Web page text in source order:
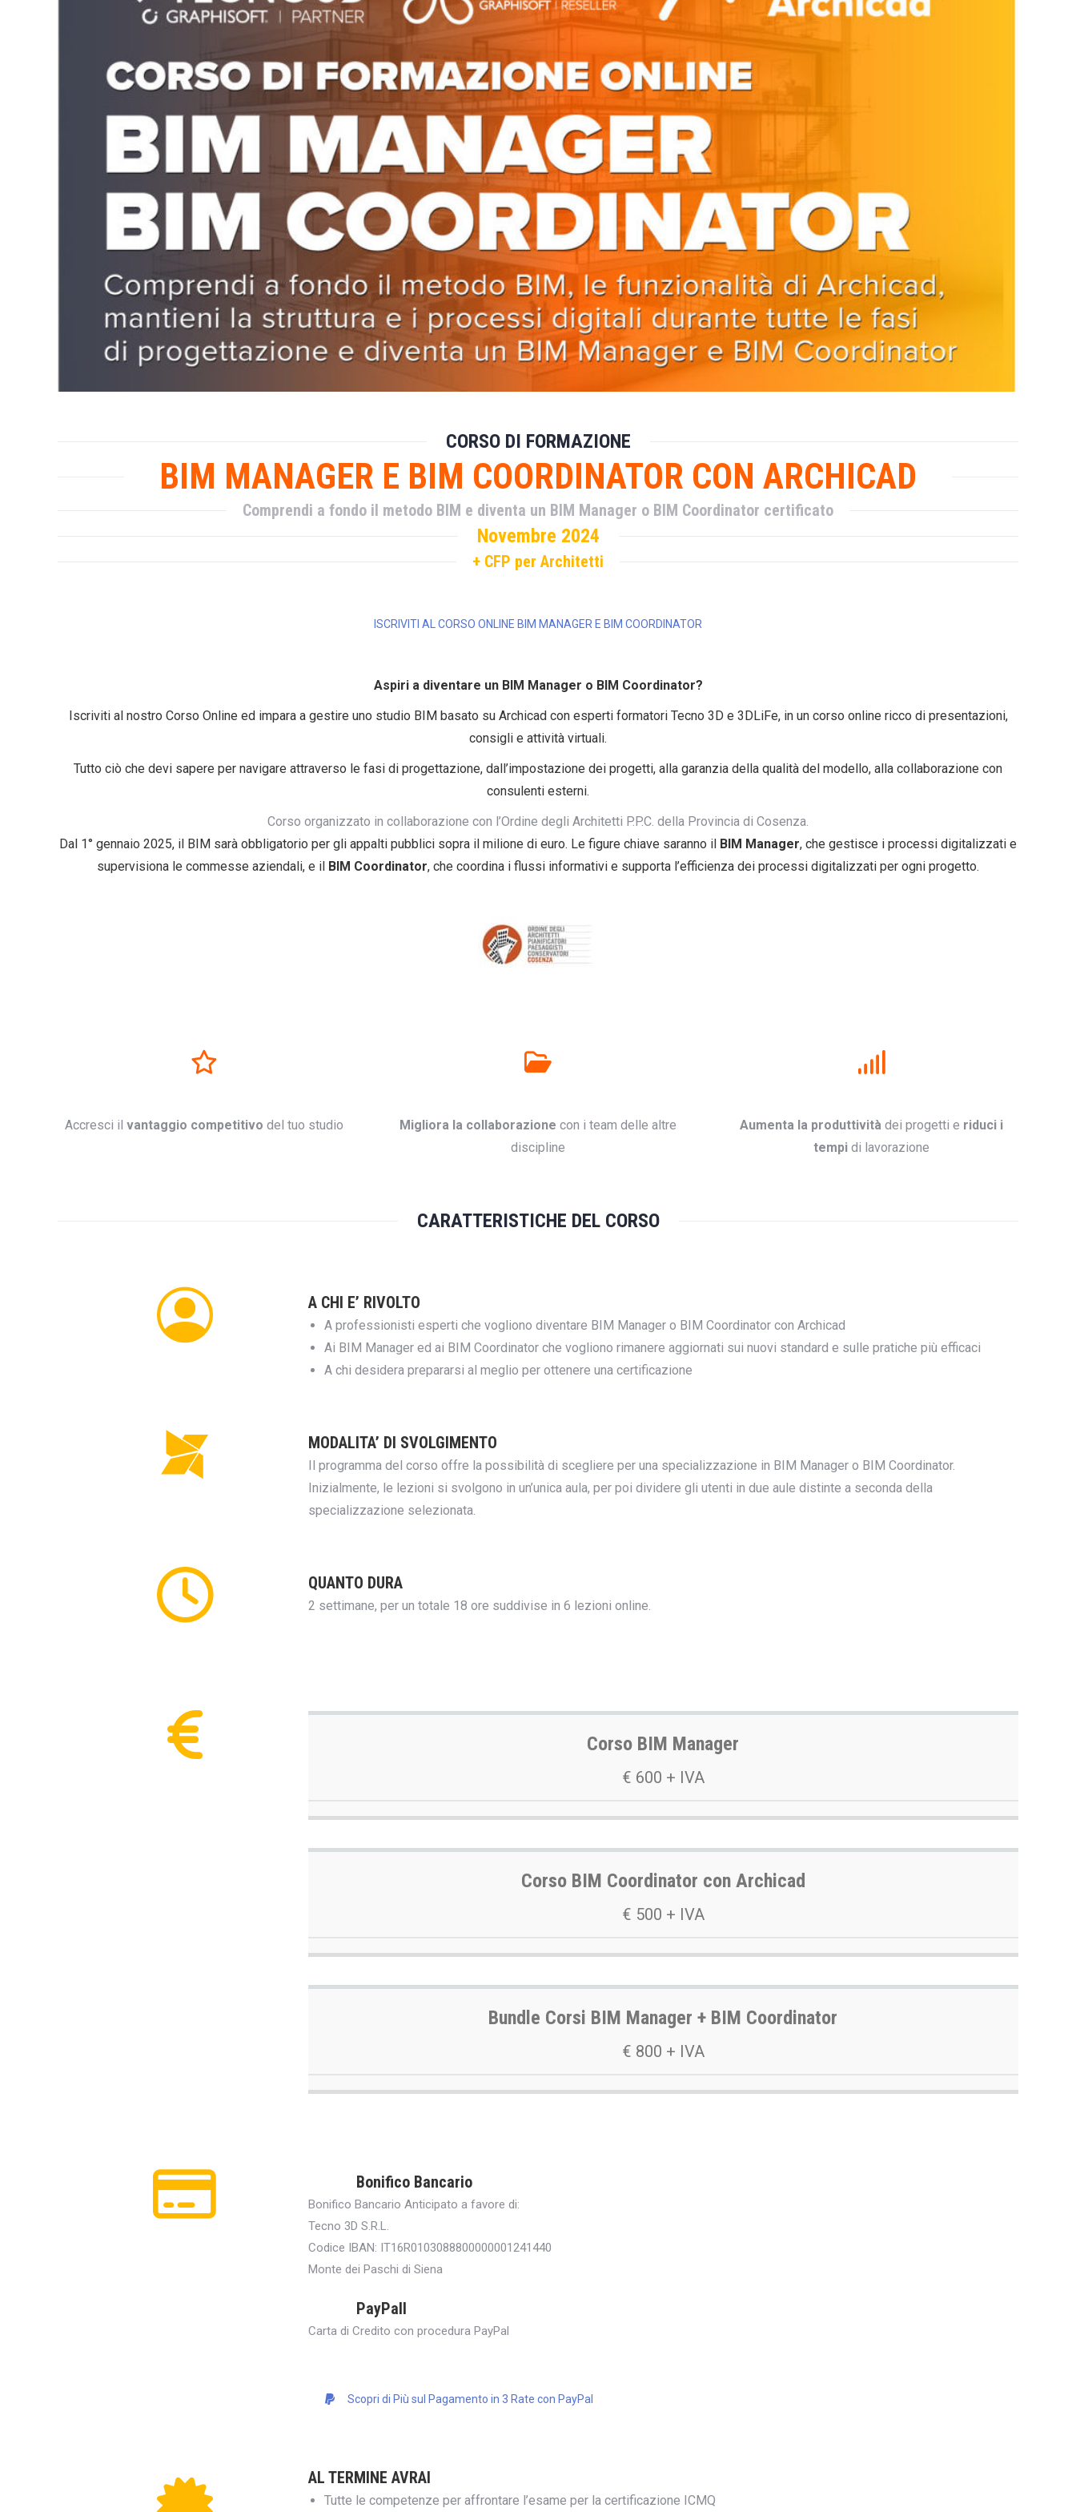
CORSO DI FORMAZIONE
BIM MANAGER E BIM COORDINATOR CON ARCHICAD
Comprendi a fondo il metodo BIM e diventa un BIM Manager o BIM Coordinator certificato
Novembre 2024
+ CFP per Architetti
ISCRIVITI AL CORSO ONLINE BIM MANAGER E BIM COORDINATOR
Aspiri a diventare un BIM Manager o BIM Coordinator?
Iscriviti al nostro Corso Online ed impara a gestire uno studio BIM basato su Archicad con esperti formatori Tecno 3D e 3DLiFe, in un corso online ricco di presentazioni,
consigli e attività virtuali.
Tutto ciò che devi sapere per navigare attraverso le fasi di progettazione, dall’impostazione dei progetti, alla garanzia della qualità del modello, alla collaborazione con
consulenti esterni.
Corso organizzato in collaborazione con l’Ordine degli Architetti P.P.C. della Provincia di Cosenza.
Dal 1° gennaio 2025, il BIM sarà obbligatorio per gli appalti pubblici sopra il milione di euro. Le figure chiave saranno il BIM Manager, che gestisce i processi digitalizzati e
supervisiona le commesse aziendali, e il BIM Coordinator, che coordina i flussi informativi e supporta l’efficienza dei processi digitalizzati per ogni progetto.
Accresci ilvantaggio competitivo del tuo studio Migliora la collaborazione con i team delle altre
discipline
Aumenta la produttività dei progetti e riduci i
tempi di lavorazione
CARATTERISTICHE DEL CORSO
A CHI E’ RIVOLTO
A professionisti esperti che vogliono diventare BIM Manager o BIM Coordinator con Archicad
Ai BIM Manager ed ai BIM Coordinator che vogliono rimanere aggiornati sui nuovi standard e sulle pratiche più efficaci
A chi desidera prepararsi al meglio per ottenere una certificazione
MODALITA’ DI SVOLGIMENTO
Il programma del corso offre la possibilità di scegliere per una specializzazione in BIM Manager o BIM Coordinator.
Inizialmente, le lezioni si svolgono in un’unica aula, per poi dividere gli utenti in due aule distinte a seconda della
specializzazione selezionata.
QUANTO DURA
2 settimane, per un totale 18 ore suddivise in 6 lezioni online.
Corso BIM Manager
€ 600 + IVA
Corso BIM Coordinator con Archicad
€ 500 + IVA
Bundle Corsi BIM Manager + BIM Coordinator
€ 800 + IVA
Bonifico Bancario
Bonifico Bancario Anticipato a favore di:
Tecno 3D S.R.L.
Codice IBAN: IT16R0103088800000001241440
Monte dei Paschi di Siena
PayPall
Carta di Credito con procedura PayPal
Scopri di Più sul Pagamento in 3 Rate con PayPal
AL TERMINE AVRAI
Tutte le competenze per affrontare l’esame per la certificazione ICMQ